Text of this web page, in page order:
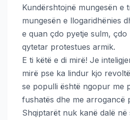
Kundërshtojnë mungesën e
mungesën e llogaridhënies
e quan çdo pyetje sulm,
qytetar protestues armik.
E ti këtë e di mirë! Je
mirë pse ka lindur kjo
se populli është ngopur me
fushatës dhe me arrogancë
Shqiptarët nuk kanë dalë në